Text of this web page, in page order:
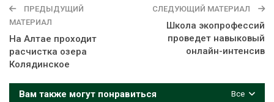
ПРЕДЫДУЩИЙ
МАТЕРИАЛ
На Алтае проходит
расчистка озера
Колядинское
СЛЕДУЮЩИЙ МАТЕРИАЛ
Школа экопрофессий
проведет навыковый
онлайн-интенсив
Все
Вам также могут понравиться